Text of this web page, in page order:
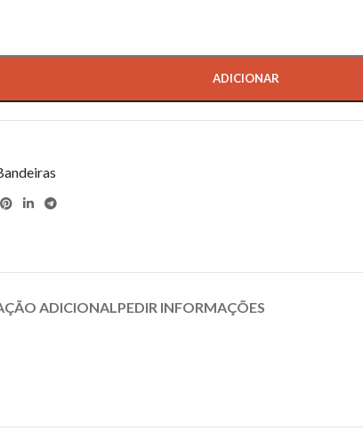
ADICIONAR
ADICIONALPEDIR INFORMAÇÕES